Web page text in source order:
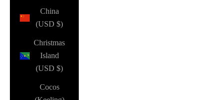
China
(USD $)
Christmas
Island
(USD $)
Cocos